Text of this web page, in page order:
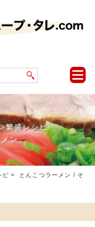
toggle
繁盛レシピ
ン」
ピ > とんこつラーメン / そ